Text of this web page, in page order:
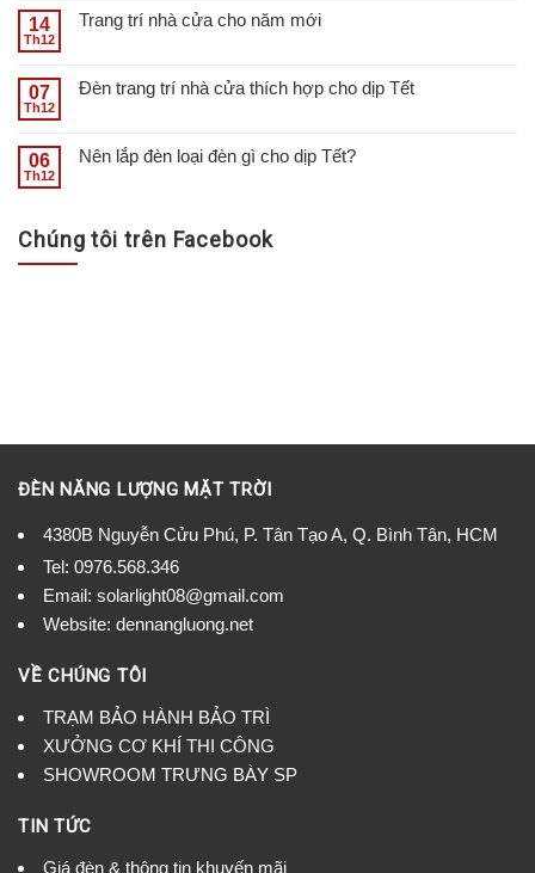
14
Th12
Trang trí nhà cửa cho năm mới
07
Th12
Đèn trang trí nhà cửa thích hợp cho dịp Tết
06
Th12
Nên lắp đèn loại đèn gì cho dịp Tết?
Chúng tôi trên Facebook
ĐÈN NĂNG LƯỢNG MẶT TRỜI
4380B Nguyễn Cửu Phú, P. Tân Tạo A, Q. Bình Tân, HCM
Tel: 0976.568.346
Email: solarlight08@gmail.com
Website: dennangluong.net
VỀ CHÚNG TÔI
TRẠM BẢO HÀNH BẢO TRÌ
XƯỞNG CƠ KHÍ THI CÔNG
SHOWROOM TRƯNG BÀY SP
TIN TỨC
Giá đèn & thông tin khuyến mãi